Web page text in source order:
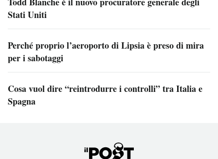
Stati Uniti
Perché proprio l’aeroporto di Lipsia è preso di mira
per i sabotaggi
Cosa vuol dire “reintrodurre i controlli” tra Italia e
Spagna